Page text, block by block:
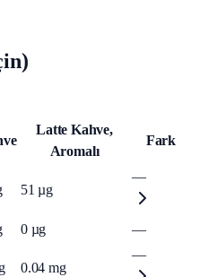
Latte Kahve,
Aromalı
Fark
51 µg
—
0 µg —
0.04 mg
—